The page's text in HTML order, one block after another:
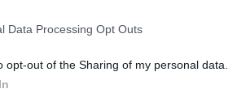
Data Processing Opt Outs
opt-out of the Sharing of my personal data.
till utmärkelsen ”ISPO
i kategorin Hardware
i världen vid mässan.
just honom, berättar Roland